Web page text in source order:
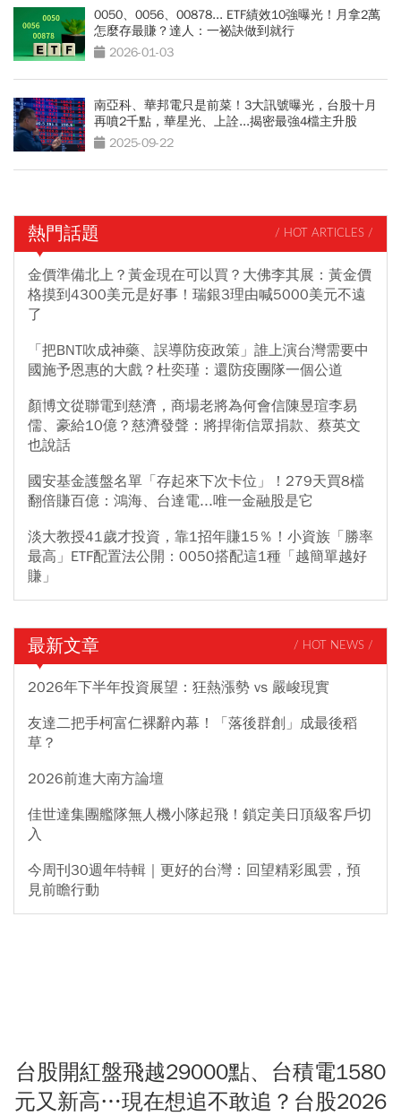
0050、0056、00878... ETF績效10強曝光！月拿2萬
怎麼存最賺？達人：一祕訣做到就行
2026-01-03
南亞科、華邦電只是前菜！3大訊號曝光，台股十月
再噴2千點，華星光、上詮...揭密最強4檔主升股
2025-09-22
熱門話題 / HOT ARTICLES /
金價準備北上？黃金現在可以買？大佛李其展：黃金價
格摸到4300美元是好事！瑞銀3理由喊5000美元不遠
了
「把BNT吹成神藥、誤導防疫政策」誰上演台灣需要中
國施予恩惠的大戲？杜奕瑾：還防疫團隊一個公道
顏博文從聯電到慈濟，商場老將為何會信陳昱瑄李易
儒、豪給10億？慈濟發聲：將捍衛信眾捐款、蔡英文
也說話
國安基金護盤名單「存起來下次卡位」！279天買8檔
翻倍賺百億：鴻海、台達電...唯一金融股是它
淡大教授41歲才投資，靠1招年賺15％！小資族「勝率
最高」ETF配置法公開：0050搭配這1種「越簡單越好
賺」
最新文章 / HOT NEWS /
2026年下半年投資展望：狂熱漲勢 vs 嚴峻現實
友達二把手柯富仁裸辭內幕！「落後群創」成最後稻
草？
2026前進大南方論壇
佳世達集團艦隊無人機小隊起飛！鎖定美日頂級客戶切
入
今周刊30週年特輯｜更好的台灣：回望精彩風雲，預
見前瞻行動
台股開紅盤飛越29000點、台積電1580
元又新高…現在想追不敢追？台股2026